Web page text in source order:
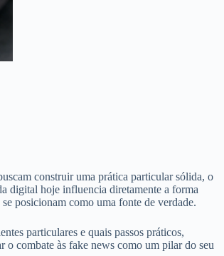
construir uma prática particular sólida, o
digital hoje influencia diretamente a forma
posicionam como uma fonte de verdade.
particulares e quais passos práticos,
o combate às fake news como um pilar do seu